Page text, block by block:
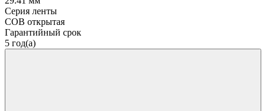
Серия ленты
COB открытая
Гарантийный срок
5 год(а)